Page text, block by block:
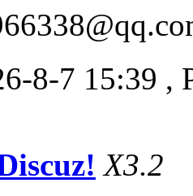
8-7 15:39 ,
X3.2